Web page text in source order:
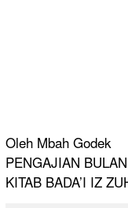
Oleh Mbah Godek
PENGAJIAN
KITAB BADA’I IZ